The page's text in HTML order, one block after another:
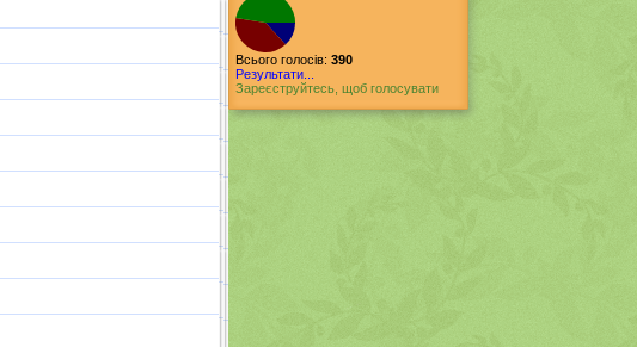
Всього голосів: 390
Результати...
Зареєструйтесь, щоб голосувати